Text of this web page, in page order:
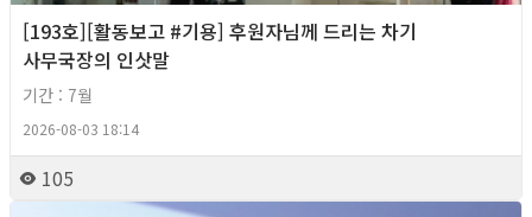
[193호][활동보고 #기용] 후원자님께 드리는 차기
사무국장의 인삿말
기간 : 7월
2026-08-03 18:14
105